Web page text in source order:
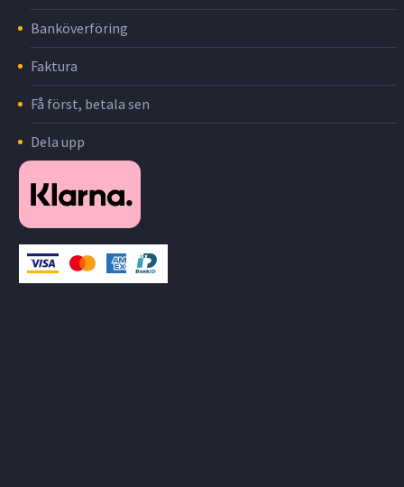
Banköverföring
Faktura
Få först, betala sen
Dela upp